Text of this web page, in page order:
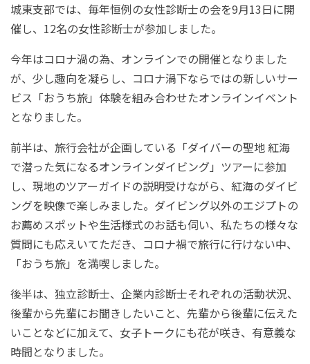
城東支部では、毎年恒例の女性診断士の会を9月13日に開
催し、 12名の女性診断士が参加しました。
今年はコロナ渦の為、オンラインでの開催となりました
が、少し趣向を凝らし、コロナ渦下ならではの新しいサー
ビス「おうち旅」体験を組み合わせたオンラインイベント
となりました。
前半は、旅行会社が企画している「ダイバーの聖地 紅海
で潜った気になるオンラインダイビング」ツアーに参加
し、現地のツアーガイドの説明受けながら、紅海のダイビ
ングを映像で楽しみました。ダイビング以外のエジプトの
お薦めスポットや生活様式のお話も伺い、私たちの様々な
質問にも応えいてただき、コロナ禍で旅行に行けない中、
「おうち旅」を満喫しました。
後半は、独立診断士、企業内診断士それぞれの活動状況、
後輩から先輩にお聞きしたいこと、先輩から後輩に伝えた
いことなどに加えて、女子トークにも花が咲き、有意義な
時間となりました。